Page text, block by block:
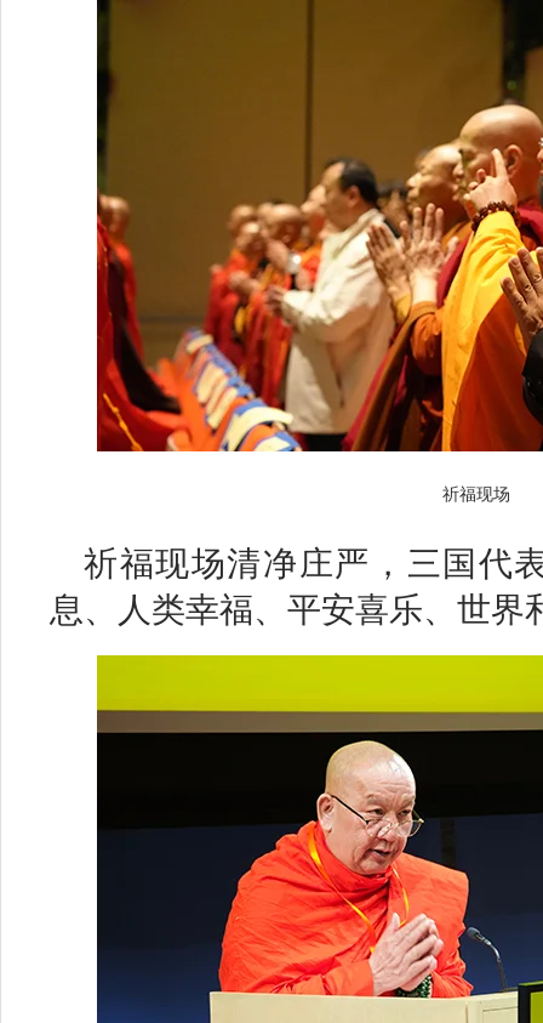
祈福现场
祈福现场清净庄严，三国代
息、人类幸福、平安喜乐、世界